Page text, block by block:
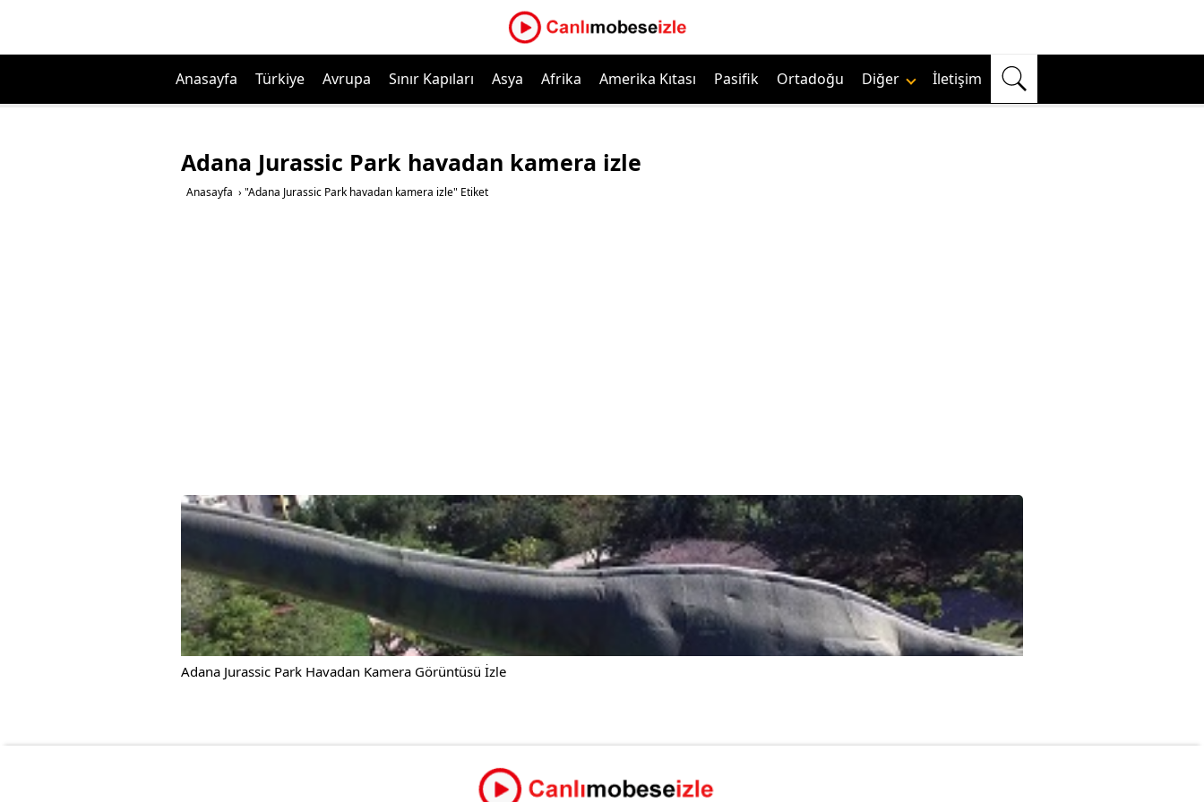
Anasayfa Türkiye Avrupa Sınır Kapıları Asya Afrika Amerika Kıtası Pasifik Ortadoğu Diğer İletişim
Adana Jurassic Park havadan kamera izle
Anasayfa › "Adana Jurassic Park havadan kamera izle" Etiket
Adana Jurassic Park Havadan Kamera Görüntüsü İzle